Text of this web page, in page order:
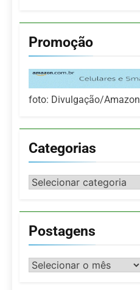
Promoção
foto: Divulgação/Amazon
Categorias
Categorias
Postagens
Postagens